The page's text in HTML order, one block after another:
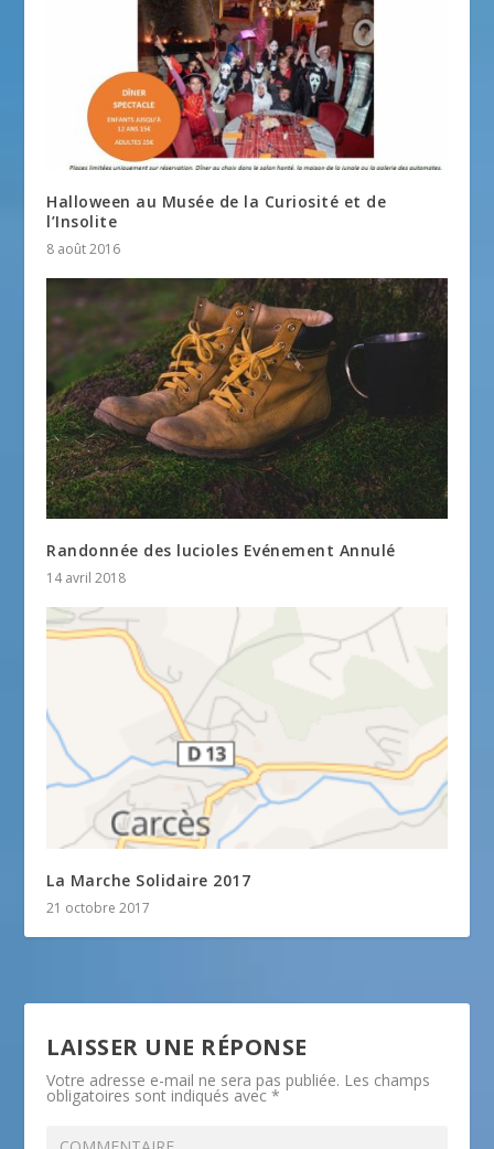
Halloween au Musée de la Curiosité et de
l’Insolite
8 août 2016
Randonnée des lucioles Evénement Annulé
14 avril 2018
La Marche Solidaire 2017
21 octobre 2017
LAISSER UNE RÉPONSE
Votre adresse e-mail ne sera pas publiée. Les champs
obligatoires sont indiqués avec*